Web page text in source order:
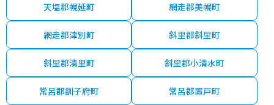
天塩郡幌延町 網走郡美幌町
網走郡津別町 斜里郡斜里町
斜里郡清里町 斜里郡小清水町
常呂郡訓子府町 常呂郡置戸町